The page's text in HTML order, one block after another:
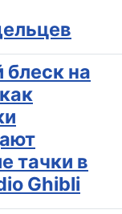
блеск на
тачки в
Ghibli